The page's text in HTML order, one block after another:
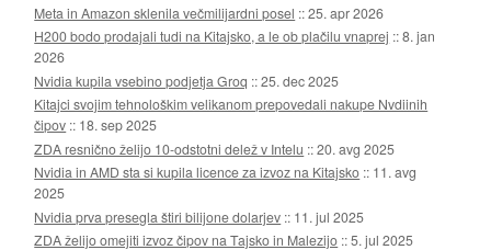
Meta in Amazon sklenila večmilijardni posel ::25. apr 2026
H200 bodo prodajali tudi na Kitajsko, a le ob plačilu vnaprej ::8. jan
2026
Nvidia kupila vsebino podjetja Groq ::25. dec 2025
Kitajci svojim tehnološkim velikanom prepovedali nakupe Nvdiinih
čipov :: 18. sep 2025
ZDA resnično želijo 10-odstotni delež v Intelu ::20. avg 2025
Nvidia in AMD sta si kupila licence za izvoz na Kitajsko :: 11. avg
2025
Nvidia prva presegla štiri bilijone dolarjev :: 11. jul 2025
ZDA želijo omejiti izvoz čipov na Tajsko in Malezijo ::5. jul 2025